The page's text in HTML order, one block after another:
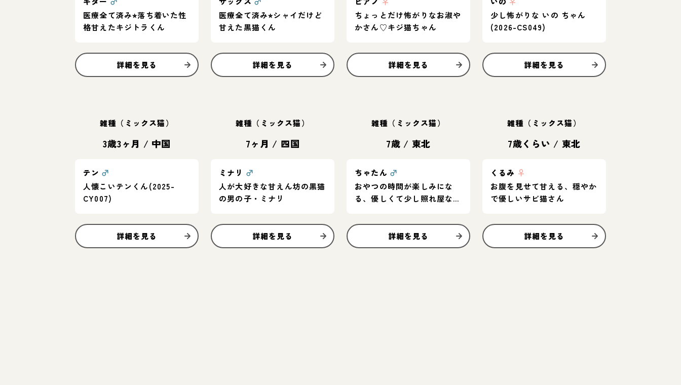
医療全て済み⭐︎落ち着いた性
格甘えたキジトラくん
詳細を見る
医療全て済み⭐︎シャイだけど
甘えた黒猫くん
詳細を見る
ちょっとだけ怖がりなお淑や
かさん♡キジ猫ちゃん
詳細を見る
少し怖がりな いの ちゃん
(2026-CS049)
詳細を見る
雑種（ミックス猫）
3歳3ヶ月 / 中国
テン ♂
人懐こいテンくん(2025-
CY007)
詳細を見る
雑種（ミックス猫）
7ヶ月 / 四国
ミナリ ♂
人が大好きな甘えん坊の黒猫
の男の子・ミナリ
詳細を見る
雑種（ミックス猫）
7歳 / 東北
ちゃたん ♂
おやつの時間が楽しみにな
る、優しくて少し照れ屋な男
詳細を見る
雑種（ミックス猫）
7歳くらい / 東北
くるみ ♀
お腹を見せて甘える、穏やか
で優しいサビ猫さん
詳細を見る